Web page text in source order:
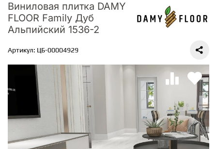
Возврат и гарантии
Сотрудничество
Вопросы и ответы
Полезная информация
Как выбрать
Калькулятор
О нас
Контакты
ВИНИЛОВАЯ ПЛИТКА
ИНЖЕНЕРНАЯ ДОСКА
ПАРКЕТНАЯ ДОСКА
ТЕРРАСНАЯ ДОСКА
Виниловая плитка DAMY
FLOOR Family Дуб
Альпийский 1536-2
Артикул: ЦБ-00004929